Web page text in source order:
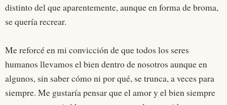
distinto del que aparentemente, aunque en forma de broma,
se quería recrear.
Me reforcé en mi convicción de que todos los seres
humanos llevamos el bien dentro de nosotros aunque en
algunos, sin saber cómo ni por qué, se trunca, a veces para
siempre. Me gustaría pensar que el amor y el bien siempre